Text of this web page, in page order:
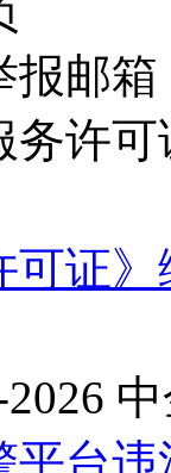
报邮箱
许可
可证
平台违